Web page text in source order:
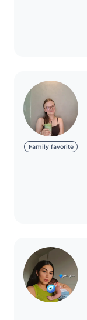
Family favorite